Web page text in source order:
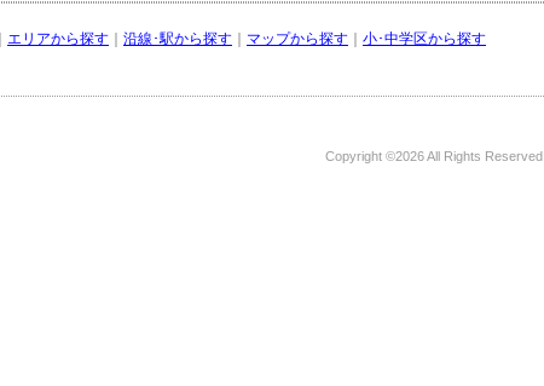
エリアから探す 沿線･駅から探す マップから探す
小･中学区から探す
Copyright ©2026 All Rights Reserved.